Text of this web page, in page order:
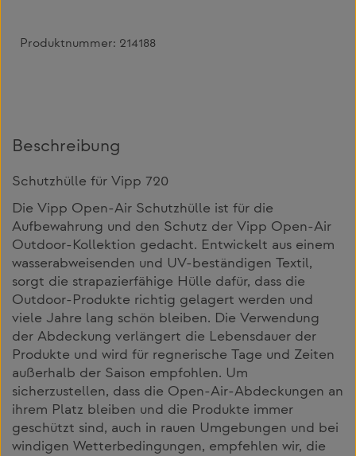
Produktnummer: 214188
Beschreibung
Schutzhülle für Vipp 720
Die Vipp Open-Air Schutzhülle ist für die
Aufbewahrung und den Schutz der Vipp Open-Air
Outdoor-Kollektion gedacht. Entwickelt aus einem
wasserabweisenden und UV-beständigen Textil,
sorgt die strapazierfähige Hülle dafür, dass die
Outdoor-Produkte richtig gelagert werden und
viele Jahre lang schön bleiben. Die Verwendung
der Abdeckung verlängert die Lebensdauer der
Produkte und wird für regnerische Tage und Zeiten
außerhalb der Saison empfohlen. Um
sicherzustellen, dass die Open-Air-Abdeckungen an
ihrem Platz bleiben und die Produkte immer
geschützt sind, auch in rauen Umgebungen und bei
windigen Wetterbedingungen, empfehlen wir, die